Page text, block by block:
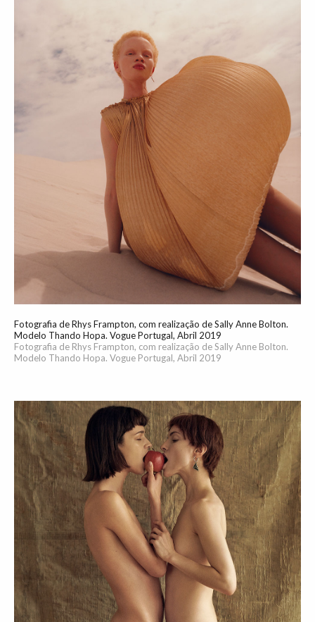
Fotografia de Rhys Frampton, com realização de Sally Anne Bolton.
Modelo Thando Hopa. Vogue Portugal, Abril 2019
Fotografia de Rhys Frampton, com realização de Sally Anne Bolton.
Modelo Thando Hopa. Vogue Portugal, Abril 2019